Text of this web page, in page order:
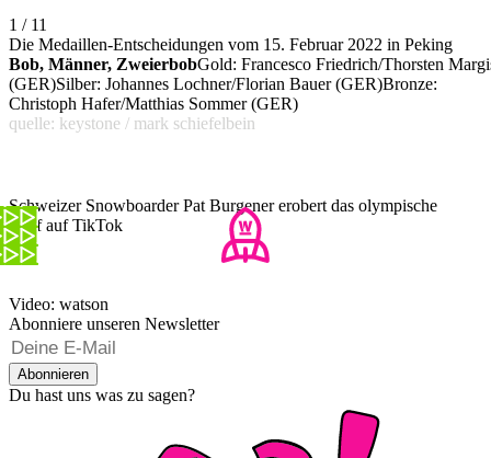
1 / 11
Die Medaillen-Entscheidungen vom 15. Februar 2022 in Peking
Bob, Männer, ZweierbobGold: Francesco Friedrich/Thorsten
(GER)Silber: Johannes Lochner/Florian Bauer (GER)Bronze:
Christoph Hafer/Matthias Sommer (GER)
quelle: keystone / mark schiefelbein
Schweizer Snowboarder Pat Burgener erobert das olympische
Dorf auf TikTok
Video: watson
Abonniere unseren Newsletter
Abonnieren
Du hast uns was zu sagen?